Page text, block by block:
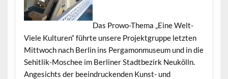
Das Prowo-Thema „Eine Welt-
Viele Kulturen“ führte unsere Projektgruppe letzten
Mittwoch nach Berlin ins Pergamonmuseum und in die
Sehitlik-Moschee im Berliner Stadtbezirk Neukölln.
Angesichts der beeindruckenden Kunst- und